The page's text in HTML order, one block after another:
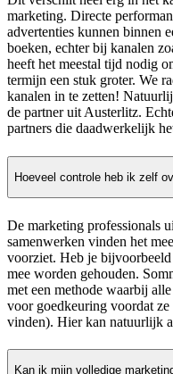
marketing. Directe
advertenties kunnen binnen
boeken, echter bij kanalen
heeft het meestal tijd nodig
termijn een stuk groter. We
kanalen in te zetten!
de partner uit Austerlitz.
partners die daadwerkelijk
Hoeveel controle heb ik zelf
De marketing professionals
samenwerken vinden het
voorziet. Heb je
mee worden gehouden.
met een methode waarbij
voor goedkeuring voordat
vinden). Hier kan natuurlijk
Kan ik mijn volledige